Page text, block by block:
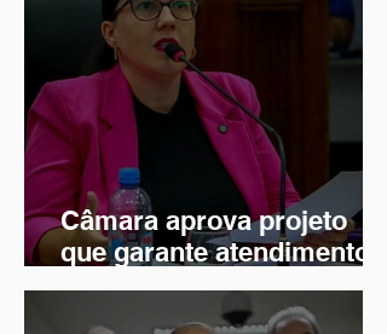
Câmara aprova projeto
que garante atendimento
psicológico durante o
parto em Uberaba